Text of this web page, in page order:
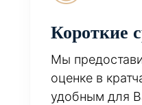
Короткие
Мы
оценке в
удобным для